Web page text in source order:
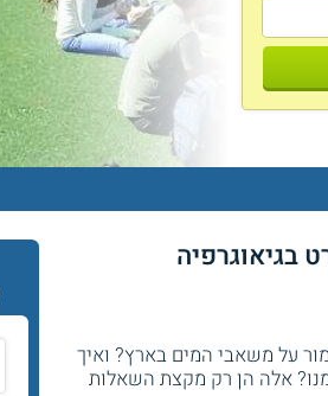
בגיאוגרפיה
על משאבי המים בארץ? ואיך
אלה הן רק מקצת השאלות